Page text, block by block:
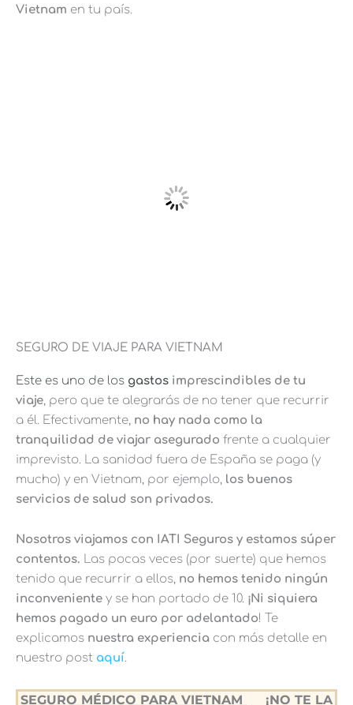
Vietnam en tu país.
SEGURO DE VIAJE PARA VIETNAM
Este es uno de los gastos imprescindibles de tu
viaje, pero que te alegrarás de no tener que recurrir
a él. Efectivamente, no hay nada como la
tranquilidad de viajar asegurado frente a cualquier
imprevisto. La sanidad fuera de España se paga (y
mucho) y en Vietnam, por ejemplo, los buenos
servicios de salud son privados.
Nosotros viajamos con IATI Seguros y estamos súper
contentos. Las pocas veces (por suerte) que hemos
tenido que recurrir a ellos, no hemos tenido ningún
inconveniente y se han portado de 10. ¡Ni siquiera
hemos pagado un euro por adelantado! Te
explicamos nuestra experiencia con más detalle en
nuestro post aquí.
SEGURO MÉDICO PARA VIETNAM
¡NO TE LA